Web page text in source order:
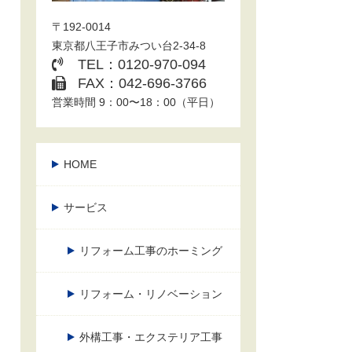
〒192-0014
東京都八王子市みつい台2-34-8
TEL：0120-970-094
FAX：042-696-3766
営業時間 9：00〜18：00（平日）
HOME
サービス
リフォーム工事のホーミング
リフォーム・リノベーション
外構工事・エクステリア工事